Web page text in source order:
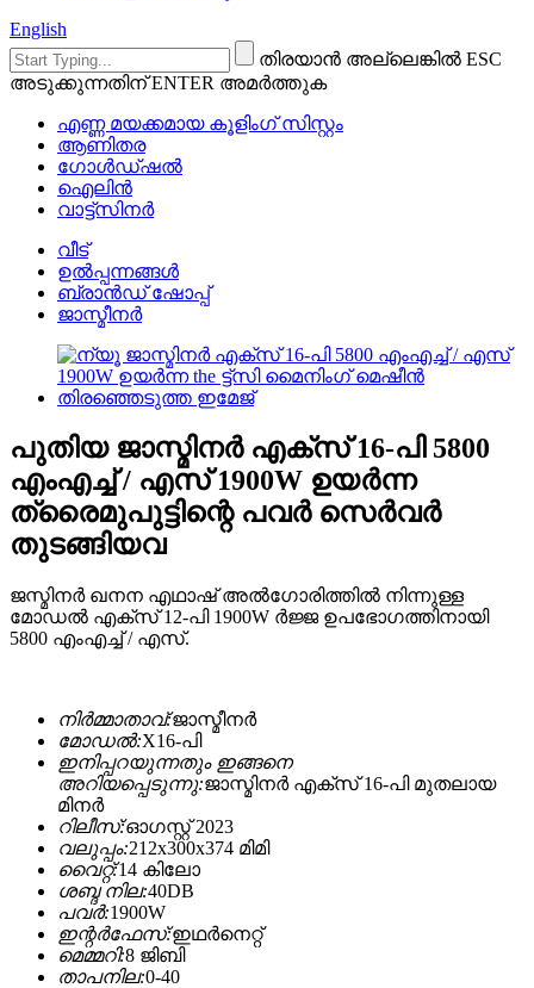
English
തിരയാൻ അല്ലെങ്കിൽ ESC
അടുക്കുന്നതിന് ENTER അമർത്തുക
എണ്ണ മയക്കമായ കൂളിംഗ് സിസ്റ്റം
ആണിതര
ഗോൾഡ്ഷൽ
ഐലിൻ
വാട്ട്സിനർ
വീട്
ഉൽപ്പന്നങ്ങൾ
ബ്രാൻഡ് ഷോപ്പ്
ജാസ്മീനർ
പുതിയ ജാസ്മിനർ എക്സ് 16-പി 5800
എംഎച്ച് / എസ് 1900W ഉയർന്ന
ത്രൈമുപുട്ടിന്റെ പവർ സെർവർ
തുടങ്ങിയവ
ജസ്മിനർ ഖനന എഥാഷ് അൽഗോരിത്തിൽ നിന്നുള്ള
മോഡൽ എക്സ് 12-പി 1900W ർജ്ജ ഉപഭോഗത്തിനായി
5800 എംഎച്ച് / എസ്.
നിർമ്മാതാവ്:ജാസ്മീനർ
മോഡൽ:X16-പി
ഇനിപ്പറയുന്നതും ഇങ്ങനെ
അറിയപ്പെടുന്നു:ജാസ്മിനർ എക്സ് 16-പി മുതലായ
മിനർ
റിലീസ്:ഓഗസ്റ്റ് 2023
വലുപ്പം:212x300x374 മിമി
വൈറ്റ്:14 കിലോ
ശബ്ദ നില:40DB
പവർ:1900W
ഇന്റർഫേസ്:ഇഥർനെറ്റ്
മെമ്മറി:8 ജിബി
താപനില:0-40